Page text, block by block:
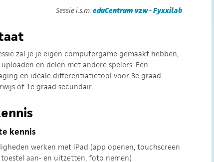
Sessie i.s.m. eduCentrum vzw-Fyxxilab
zal je je eigen computergame gemaakt hebben,
en delen met andere spelers. Een
en ideale differentiatietool voor 3e graad
of 1e graad secundair.
kennis
werken met iPad (app openen, touchscreen
toestel aan- en uitzetten, foto nemen)